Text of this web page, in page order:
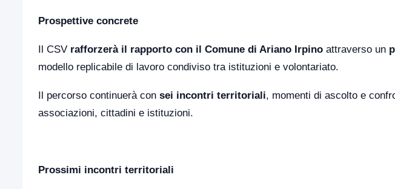
Prospettive concrete
Il CSV rafforzerà il rapporto con il Comune di Ariano Irpino attraverso un
modello replicabile di lavoro condiviso tra istituzioni e volontariato.
Il percorso continuerà con sei incontri territoriali, momenti di ascolto e
associazioni, cittadini e istituzioni.
Prossimi incontri territoriali